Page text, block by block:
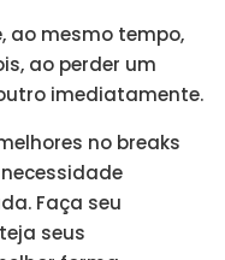
ao mesmo tempo,
ao perder um
imediatamente.
no breaks
Faça seu
seus